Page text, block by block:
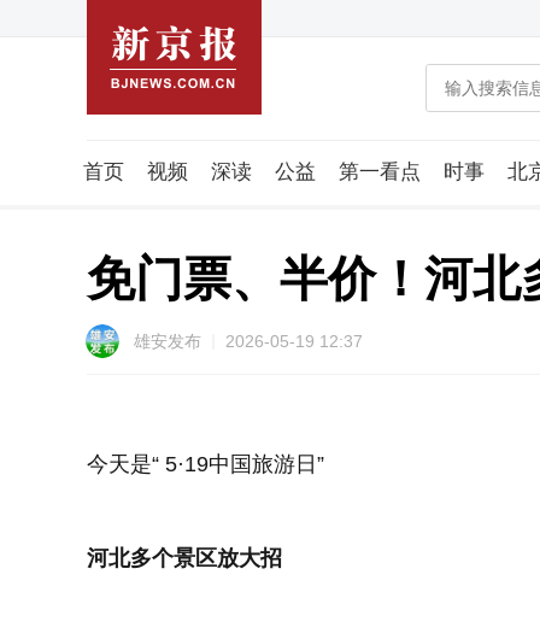
首页 视频 深读 公益 第一看点 时事 北
免门票、半价！河
雄安发布 2026-05-19 12:37
今天是“ 5·19中国旅游日”
河北多个景区放大招